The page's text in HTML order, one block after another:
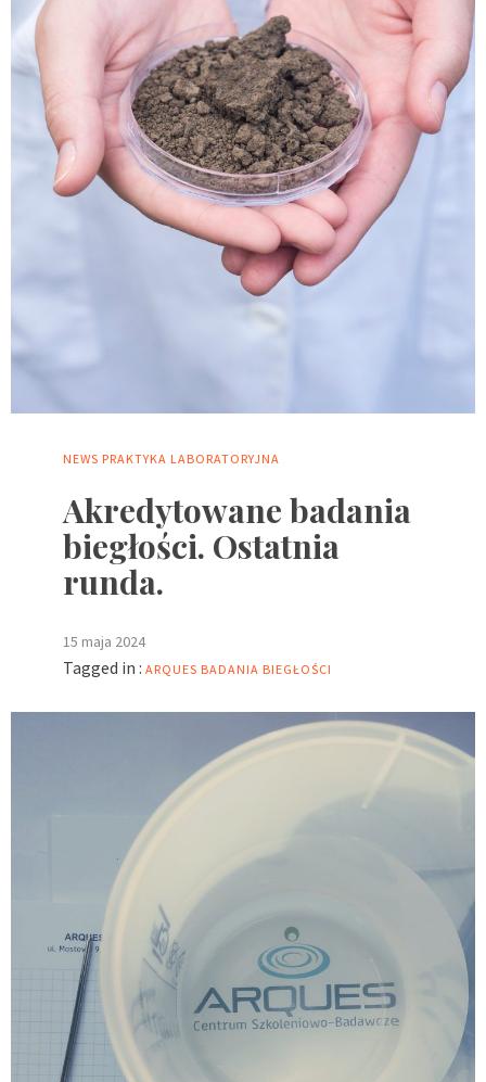
NEWS PRAKTYKA LABORATORYJNA
Akredytowane badania
biegłości. Ostatnia
runda.
15 maja 2024
Tagged in : ARQUES BADANIA BIEGŁOŚCI